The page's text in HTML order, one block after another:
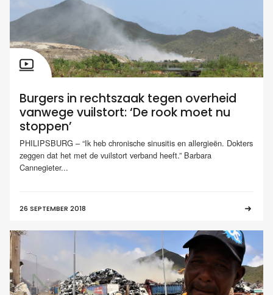
Burgers in rechtszaak tegen overheid
vanwege vuilstort: ‘De rook moet nu
stoppen’
PHILIPSBURG – “Ik heb chronische sinusitis en allergieën. Dokters
zeggen dat het met de vuilstort verband heeft.” Barbara
Cannegieter...
26 SEPTEMBER 2018